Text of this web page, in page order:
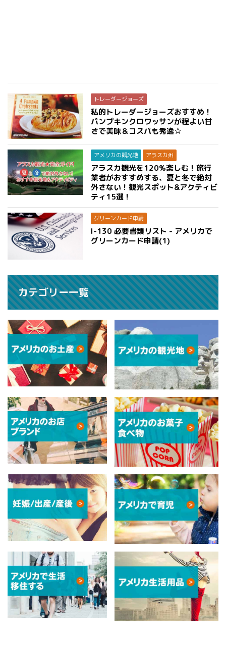
トレーダージョーズ
私的トレーダージョーズおすすめ！
パンプキンクロワッサンが程よい甘
さで美味＆コスパも秀逸☆
アメリカの観光地 アラスカ州
アラスカ観光を120%楽しむ！旅行
業者がおすすめする、夏と冬で絶対
外さない！観光スポット&アクティビ
ティ15選！
グリーンカード申請
I-130 必要書類リスト - アメリカで
グリーンカード申請(1)
カテゴリー一覧